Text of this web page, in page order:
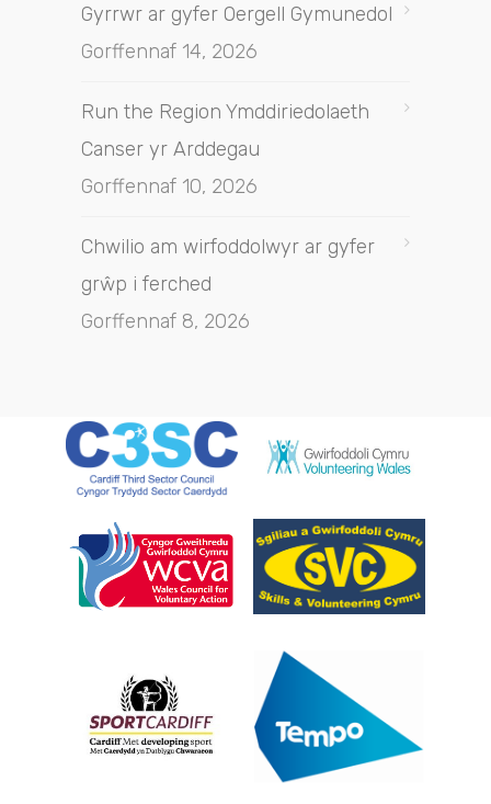
Gyrrwr ar gyfer Oergell Gymunedol
Gorffennaf 14, 2026
Run the Region Ymddiriedolaeth
Canser yr Arddegau
Gorffennaf 10, 2026
Chwilio am wirfoddolwyr ar gyfer
grŵp i ferched
Gorffennaf 8, 2026